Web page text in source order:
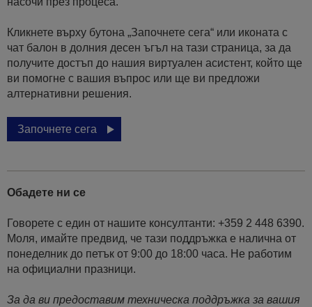
Кликнете върху бутона „Започнете сега“ или иконата с
чат балон в долния десен ъгъл на тази страница, за да
получите достъп до нашия виртуален асистент, който ще
ви помогне с вашия въпрос или ще ви предложи
алтернативни решения.
Започнете сега
Обадете ни се
Говорете с един от нашите консултанти: +359 2 448 6390.
Моля, имайте предвид, че тази поддръжка е налична от
понеделник до петък от 9:00 до 18:00 часа. Не работим
на официални празници.
За да ви предоставим техническа поддръжка за вашия